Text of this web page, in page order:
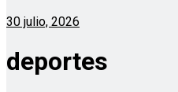
30 julio, 2026
deportes